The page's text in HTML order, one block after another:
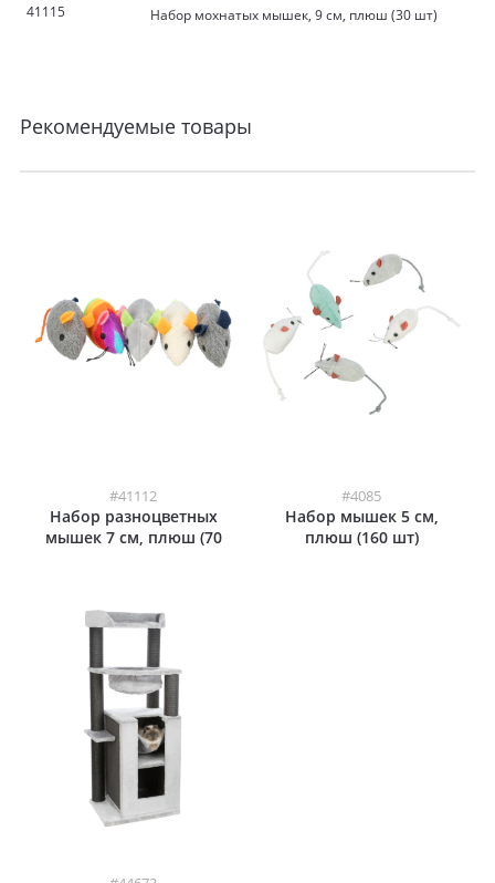
41115 Набор мохнатых мышек, 9 см, плюш (30 шт)
Рекомендуемые товары
#41112
Набор разноцветных
мышек 7 см, плюш (70
#4085
Набор мышек 5 см,
плюш (160 шт)